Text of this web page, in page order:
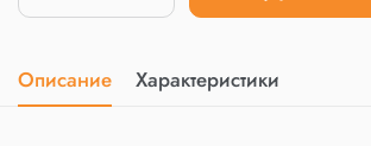
Описание Характеристики